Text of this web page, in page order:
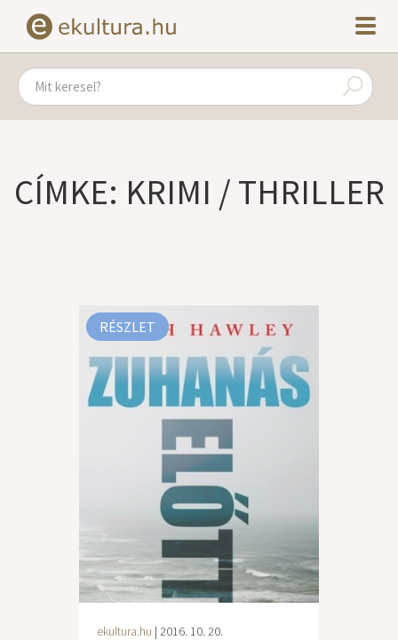
CÍMKE: KRIMI / THRILLER
RÉSZLET
ekultura.hu | 2016. 10. 20.